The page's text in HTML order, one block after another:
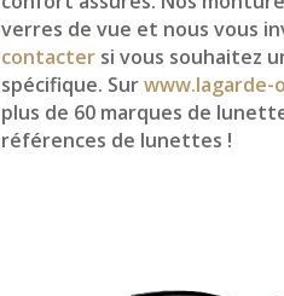
verres de vue et nous vous
contacter si vous souhaitez
spécifique. Sur
plus de 60 marques de
références de lunettes !